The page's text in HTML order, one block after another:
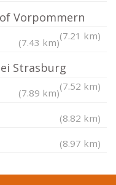
Vorpommern
(7.21 km)
(7.43 km)
Strasburg
(7.52 km)
(7.89 km)
(8.82 km)
(8.97 km)